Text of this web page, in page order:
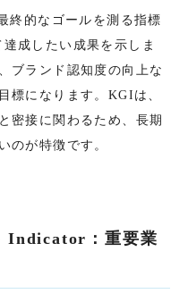
終的なゴールを測る指標
成したい成果を示しま
ブランド認知度の向上な
標になります。KGIは、
密接に関わるため、長期
のが特徴です。
Indicator：重要業